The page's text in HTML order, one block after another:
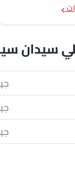
سيدان